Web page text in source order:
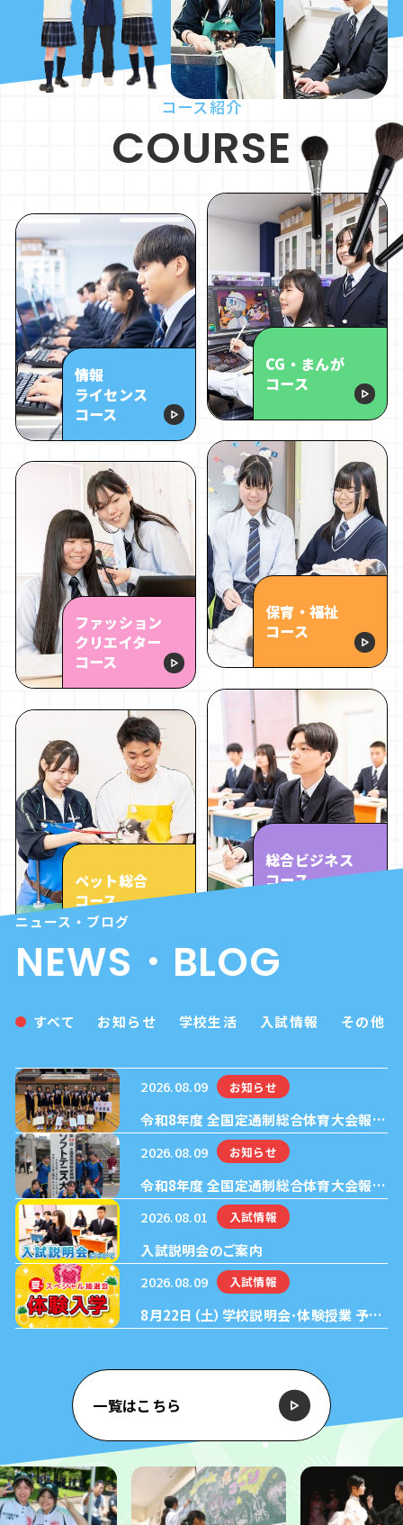
コース紹介
COURSE
情報
ライセンス
コース
CG・まんが
コース
ファッション
クリエイター
コース
保育・福祉
コース
ペット総合
コース
総合ビジネス
コース
ニュース・ブログ
NEWS・BLOG
すべて お知らせ 学校生活 入試情報 その他
一覧はこちら
2026.08.09 お知らせ
令和8年度 全国定通制総合体育大会報告
【女子バレーボール部編】準優勝！
2026.08.09 お知らせ
令和8年度 全国定通制総合体育大会報告
【ソフトテニス部編】準優勝！
2026.08.01 入試情報
入試説明会のご案内
2026.08.09
入試情報
8月22日（土）学校説明会･体験授業 予約